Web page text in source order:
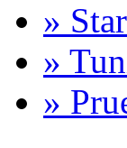
»
»
»